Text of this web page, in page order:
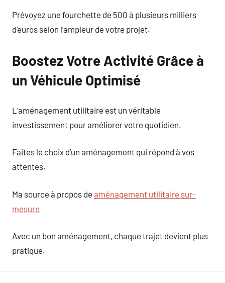
Prévoyez une fourchette de 500 à plusieurs milliers
d’euros selon l’ampleur de votre projet.
Boostez Votre Activité Grâce à
un Véhicule Optimisé
L’aménagement utilitaire est un véritable
investissement pour améliorer votre quotidien.
Faites le choix d’un aménagement qui répond à vos
attentes.
Ma source à propos de aménagement utilitaire sur-
mesure
Avec un bon aménagement, chaque trajet devient plus
pratique.